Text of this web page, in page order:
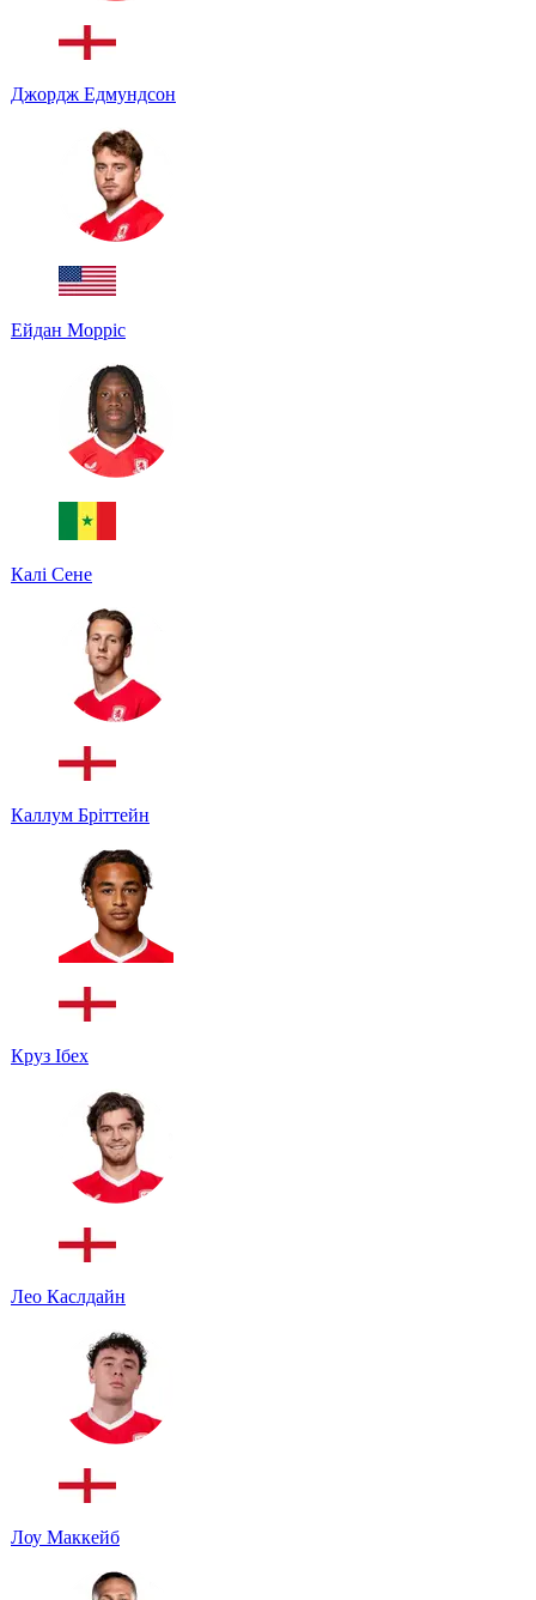
Джордж Едмундсон
Ейдан Морріс
Калі Сене
Каллум Бріттейн
Круз Ібех
Лео Каслдайн
Лоу Маккейб